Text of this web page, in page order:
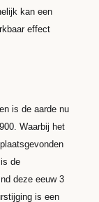
kan een
effect
is de aarde nu
Waarbij het
de
deze eeuw 3
is een